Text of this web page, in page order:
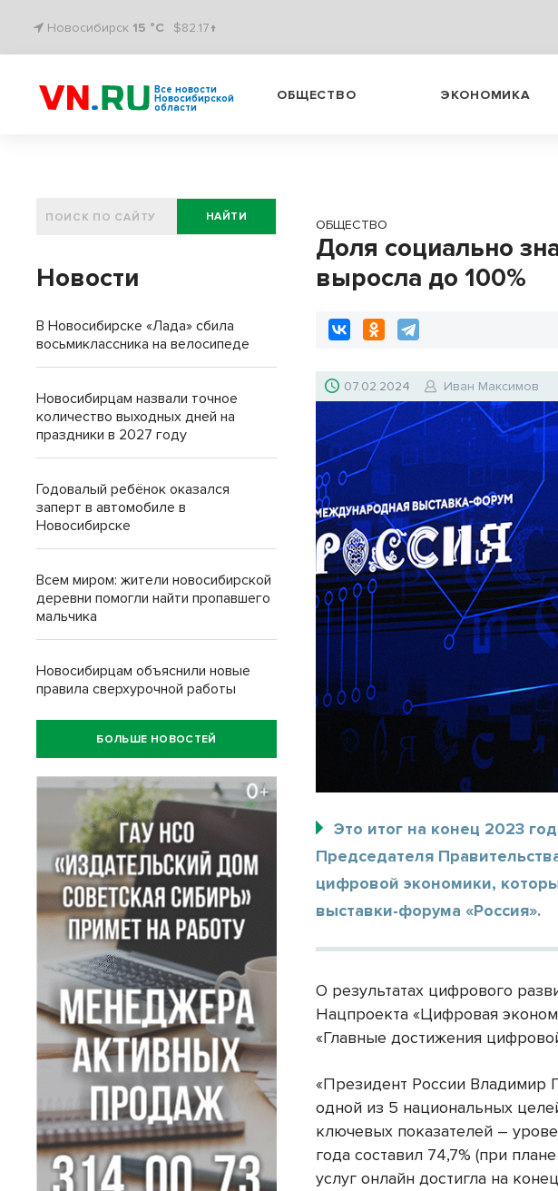
Новосибирск 15 °C $82.17↑
Все новости
Новосибирской
области
ОБЩЕСТВО ЭКОНОМИКА
ОБЩЕСТВО
Доля социально
выросла до 100%
07.02.2024 Иван Максимов
Это итог на конец 2023
Председателя
цифровой экономики,
выставки-форума «Россия».
О результатах цифрового
Нацпроекта «Цифровая
«Главные достижения
«Президент России
одной из 5 национальных
ключевых показателей –
года составил 74,7% (при
услуг онлайн достигла на
НАЙТИ
Новости
В Новосибирске «Лада» сбила
восьмиклассника на велосипеде
Новосибирцам назвали точное
количество выходных дней на
праздники в 2027 году
Годовалый ребёнок оказался
заперт в автомобиле в
Новосибирске
Всем миром: жители новосибирской
деревни помогли найти пропавшего
мальчика
Новосибирцам объяснили новые
правила сверхурочной работы
БОЛЬШЕ НОВОСТЕЙ